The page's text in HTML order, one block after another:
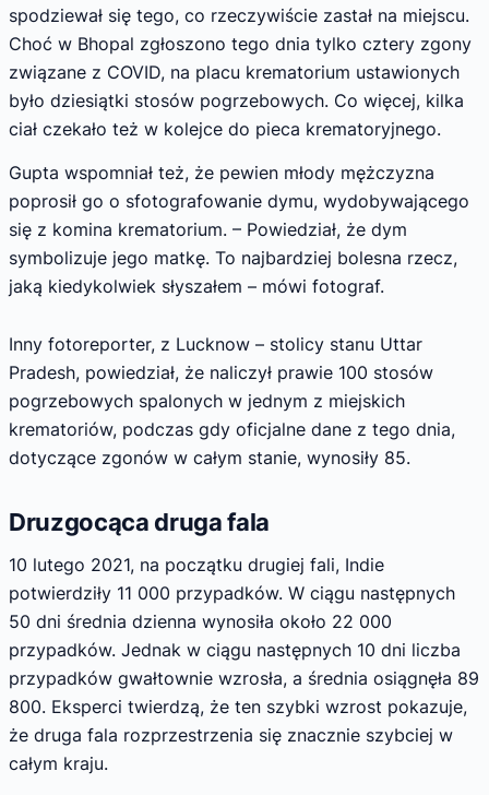
spodziewał się tego, co rzeczywiście zastał na miejscu.
Choć w Bhopal zgłoszono tego dnia tylko cztery zgony
związane z COVID, na placu krematorium ustawionych
było dziesiątki stosów pogrzebowych. Co więcej, kilka
ciał czekało też w kolejce do pieca krematoryjnego.
Gupta wspomniał też, że pewien młody mężczyzna
poprosił go o sfotografowanie dymu, wydobywającego
się z komina krematorium. – Powiedział, że dym
symbolizuje jego matkę. To najbardziej bolesna rzecz,
jaką kiedykolwiek słyszałem – mówi fotograf.
Inny fotoreporter, z Lucknow – stolicy stanu Uttar
Pradesh, powiedział, że naliczył prawie 100 stosów
pogrzebowych spalonych w jednym z miejskich
krematoriów, podczas gdy oficjalne dane z tego dnia,
dotyczące zgonów w całym stanie, wynosiły 85.
Druzgocąca druga fala
10 lutego 2021, na początku drugiej fali, Indie
potwierdziły 11 000 przypadków. W ciągu następnych
50 dni średnia dzienna wynosiła około 22 000
przypadków. Jednak w ciągu następnych 10 dni liczba
przypadków gwałtownie wzrosła, a średnia osiągnęła 89
800. Eksperci twierdzą, że ten szybki wzrost pokazuje,
że druga fala rozprzestrzenia się znacznie szybciej w
całym kraju.